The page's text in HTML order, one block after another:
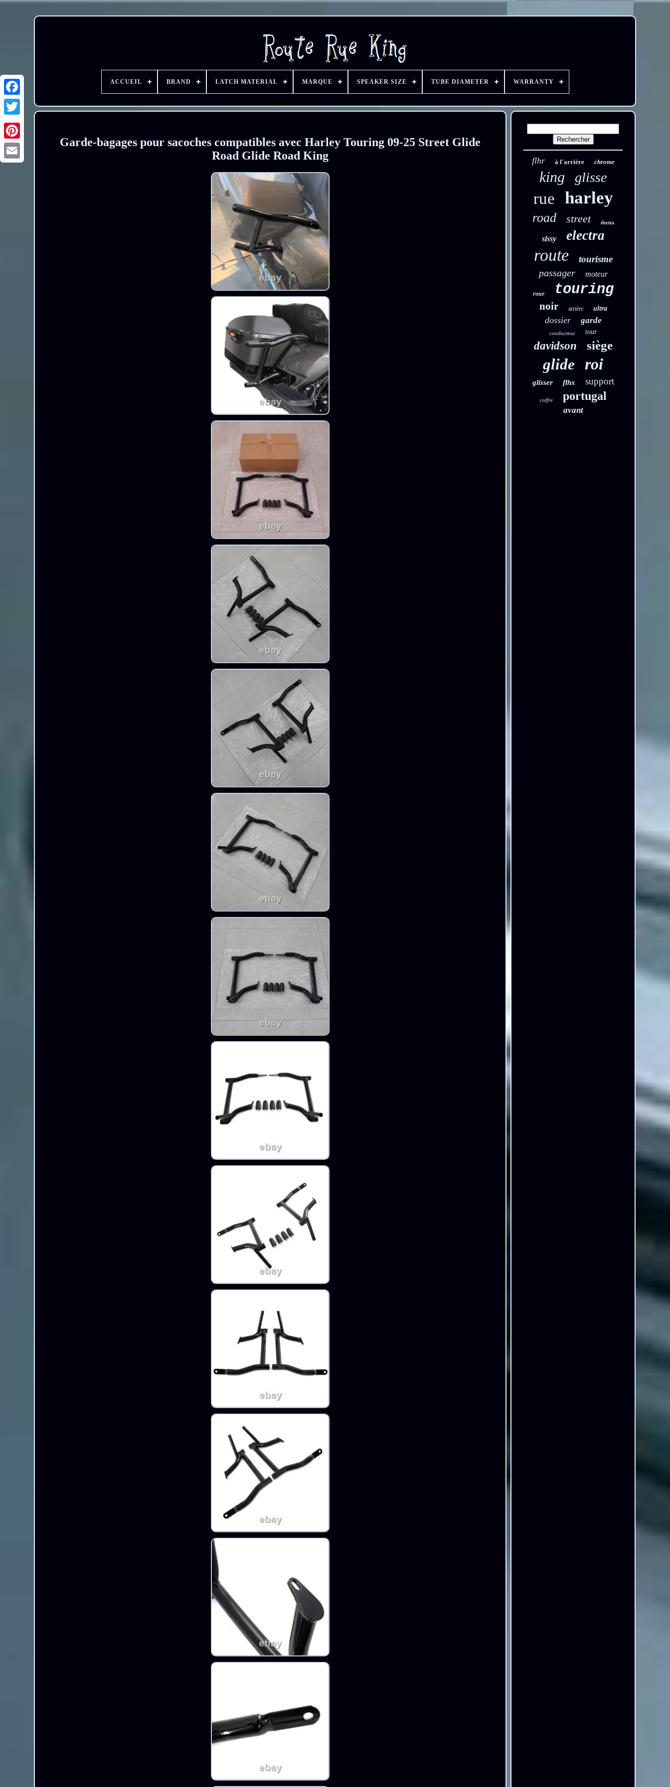
ACCUEIL BRAND LATCH MATERIAL MARQUE SPEAKER SIZE TUBE DIAMETER WARRANTY
Garde-bagages pour sacoches compatibles avec Harley Touring 09-25 Street Glide
Road Glide Road King
flhr à l'arrière chrome
king glisse
rue harley
road street électra
sissy electra
route tourisme
passager moteur
roue touring
noir arrière ultra
dossier garde
conducteur tour
davidson siège
glide roi
glisser flhx support
coffre portugal
avant